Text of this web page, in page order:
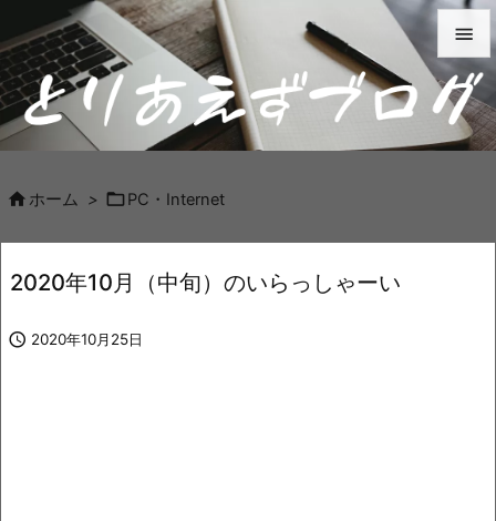


メニュ

 ホーム > PC・Internet
2020年10月（中旬）のいらっしゃーい
 2020年10月25日